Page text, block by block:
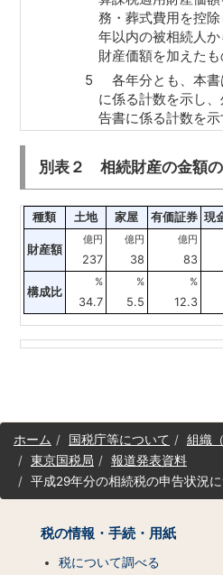
務・葬式費用を控
年以内の被相続人
財産価額を加えたも
5
各年分とも、本
に係る計数を示し
告書に係る計数を示
別表２ 相続財産の金額の
種類 土地 家屋 有価証券 現
財産額
億円 億円 億円
237 38 83
構成比
% % %
34.7 5.5 12.3
サ
イホーム 国税庁等について
組織
東京国税局
報道発表資料
平成29年分の相続税の申告状況
税の情報・手続・用紙
税について調べる